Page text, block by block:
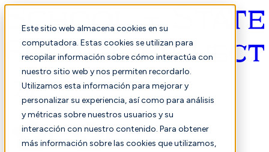
Este sitio web almacena cookies en su
computadora. Estas cookies se utilizan para
recopilar información sobre cómo interactúa con
nuestro sitio web y nos permiten recordarlo.
Utilizamos esta información para mejorar y
personalizar su experiencia, así como para análisis
y métricas sobre nuestros usuarios y su
interacción con nuestro contenido. Para obtener
más información sobre las cookies que utilizamos,
Español